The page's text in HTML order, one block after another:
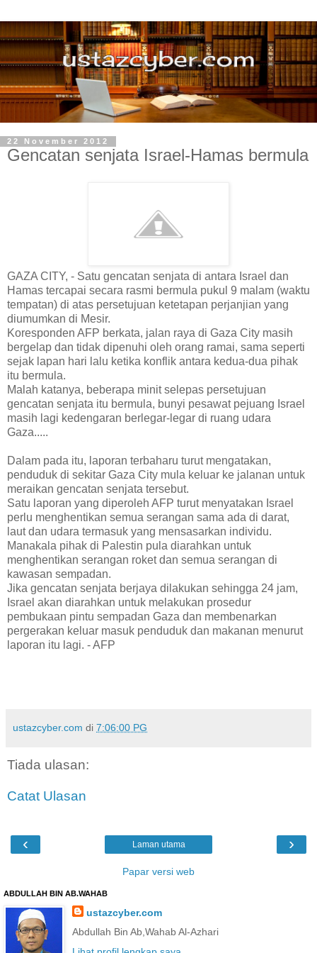
22 November 2012
Gencatan senjata Israel-Hamas bermula
GAZA CITY, - Satu gencatan senjata di antara Israel dan
Hamas tercapai secara rasmi bermula pukul 9 malam (waktu
tempatan) di atas persetujuan ketetapan perjanjian yang
diumumkan di Mesir.
Koresponden AFP berkata, jalan raya di Gaza City masih
bergelap dan tidak dipenuhi oleh orang ramai, sama seperti
sejak lapan hari lalu ketika konflik antara kedua-dua pihak
itu bermula.
Malah katanya, beberapa minit selepas persetujuan
gencatan senjata itu bermula, bunyi pesawat pejuang Israel
masih lagi kedengaran berlegar-legar di ruang udara
Gaza.....
Dalam pada itu, laporan terbaharu turut mengatakan,
penduduk di sekitar Gaza City mula keluar ke jalanan untuk
meraikan gencatan senjata tersebut.
Satu laporan yang diperoleh AFP turut menyatakan Israel
perlu menghentikan semua serangan sama ada di darat,
laut dan udara termasuk yang mensasarkan individu.
Manakala pihak di Palestin pula diarahkan untuk
menghentikan serangan roket dan semua serangan di
kawasan sempadan.
Jika gencatan senjata berjaya dilakukan sehingga 24 jam,
Israel akan diarahkan untuk melakukan prosedur
pembukaan pintu sempadan Gaza dan membenarkan
pergerakan keluar masuk penduduk dan makanan menurut
laporan itu lagi. - AFP
ustazcyber.com di 7:06:00 PG
Tiada ulasan:
Catat Ulasan
‹ ›
Laman utama
Papar versi web
ABDULLAH BIN AB.WAHAB
ustazcyber.com
Abdullah Bin Ab,Wahab Al-Azhari